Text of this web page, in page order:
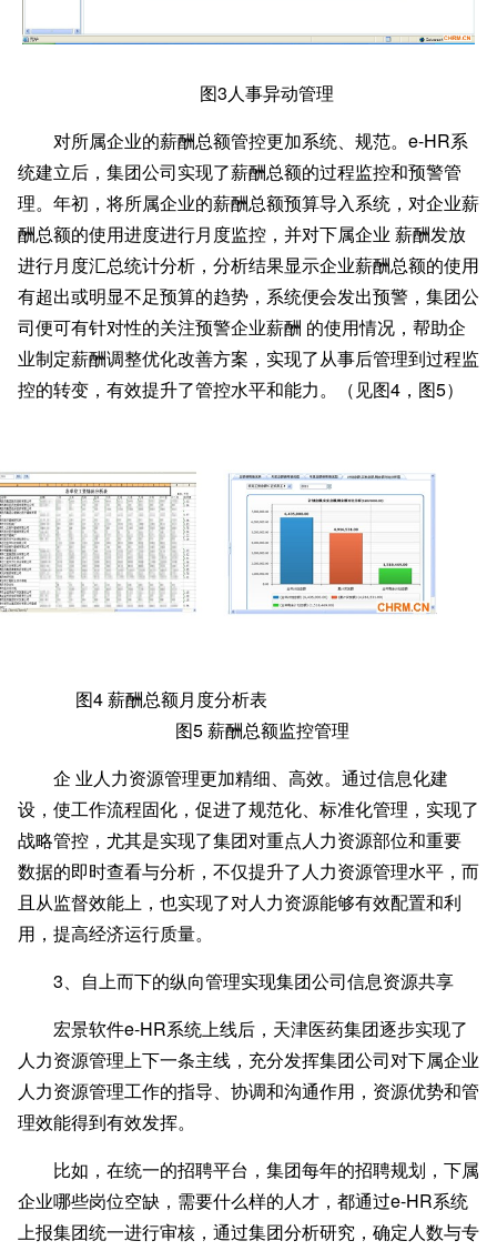
图3人事异动管理
对所属企业的薪酬总额管控更加系统、规范。 e-HR系
统建立后，集团公司实现了薪酬总额的过程监控和预警管
理。年初，将所属企业的薪酬总额预算导入系统，对企业薪
酬总额的使用进度进行月度监控，并对下属企业 薪酬发放
进行月度汇总统计分析，分析结果显示企业薪酬总额的使用
有超出或明显不足预算的趋势，系统便会发出预警，集团公
司便可有针对性的关注预警企业薪酬 的使用情况，帮助企
业制定薪酬调整优化改善方案，实现了从事后管理到过程监
控的转变，有效提升了管控水平和能力。（见图4，图5）
图4 薪酬总额月度分析表
图5 薪酬总额监控管理
企 业人力资源管理更加精细、高效。通过信息化建
设，使工作流程固化，促进了规范化、标准化管理，实现了
战略管控，尤其是实现了集团对重点人力资源部位和重要
数据的即时查看与分析，不仅提升了人力资源管理水平，而
且从监督效能上，也实现了对人力资源能够有效配置和利
用，提高经济运行质量。
3、自上而下的纵向管理实现集团公司信息资源共享
宏景软件e-HR系统上线后，天津医药集团逐步实现了
人力资源管理上下一条主线，充分发挥集团公司对下属企业
人力资源管理工作的指导、协调和沟通作用，资源优势和管
理效能得到有效发挥。
比如，在统一的招聘平台，集团每年的招聘规划，下属
企业哪些岗位空缺，需要什么样的人才，都通过e-HR系统
上报集团统一进行审核，通过集团分析研究，确定人数与专